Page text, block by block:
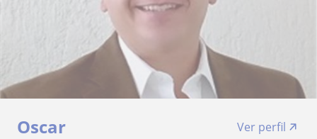
Oscar
Ver perfil